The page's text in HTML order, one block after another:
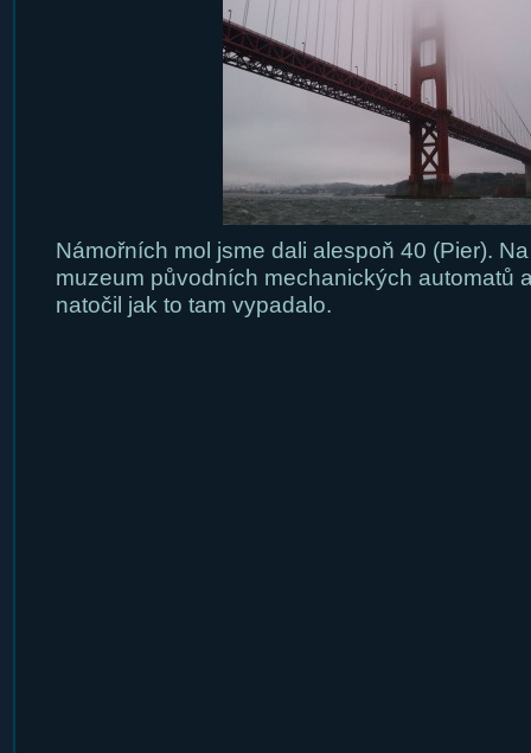
Námořních mol jsme dali alespoň 40 (Pier).
muzeum původních mechanických automatů
natočil jak to tam vypadalo.